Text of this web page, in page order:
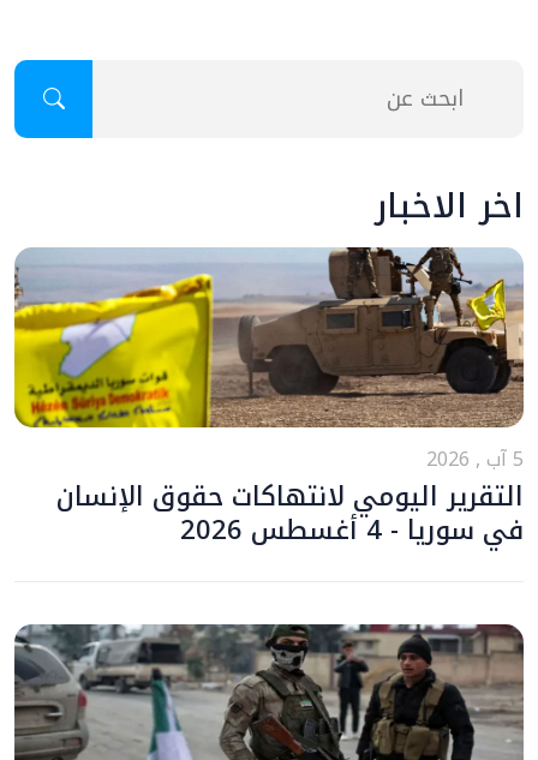
اخر الاخبار
5 آب , 2026
التقرير اليومي لانتهاكات حقوق الإنسان
في سوريا - 4 أغسطس 2026